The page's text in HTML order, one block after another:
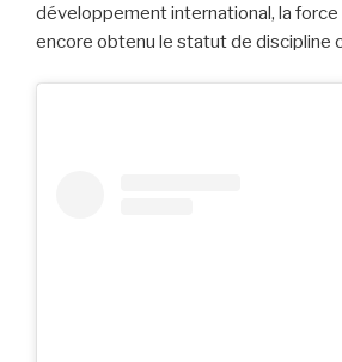
développement international, la force
encore obtenu le statut de discipline